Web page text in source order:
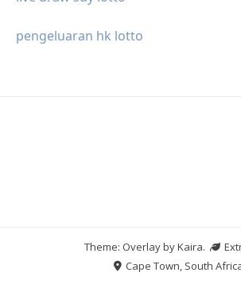
pengeluaran hk lotto
Theme: Overlay byKaira.
Cape Town, South